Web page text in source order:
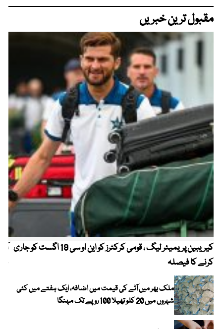
مقبول ترین خبریں
کیریبین پریمیئر لیگ ، قومی کرکٹرز کو این او سی 19 اگست کو جاری
کرنے کا فیصلہ
ملک بھر میں آٹے کی قیمت میں اضافہ، ایک ہفتے میں کئی
شہروں میں 20 کلو تھیلا 100 روپے تک مہنگا